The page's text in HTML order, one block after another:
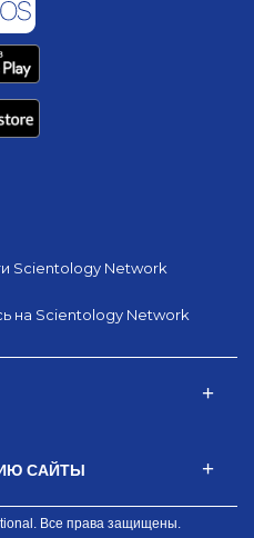
Scientology Network
на Scientology Network
САЙТЫ
Все права защищены.